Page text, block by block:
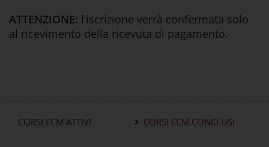
ATTENZIONE: l’iscrizione verrà confermata solo
al ricevimento della ricevuta di pagamento.
CORSI ECM ATTIVI CORSI ECM CONCLUSI